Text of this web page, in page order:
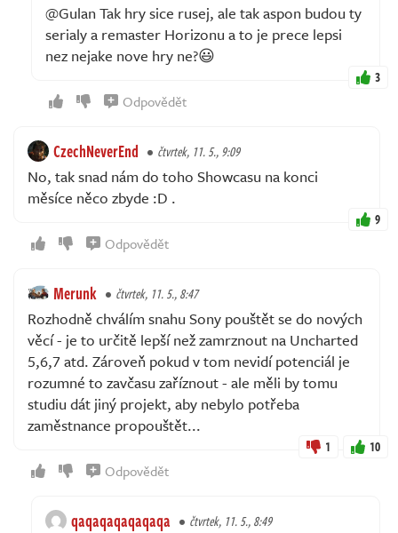
@Gulan Tak hry sice rusej, ale tak aspon budou ty
serialy a remaster Horizonu a to je prece lepsi
nez nejake nove hry ne?😃
3
Odpovědět
CzechNeverEnd čtvrtek, 11. 5., 9:09
No, tak snad nám do toho Showcasu na konci
měsíce něco zbyde :D .
9
Odpovědět
Merunk čtvrtek, 11. 5., 8:47
Rozhodně chválím snahu Sony pouštět se do nových
věcí - je to určitě lepší než zamrznout na Uncharted
5,6,7 atd. Zároveň pokud v tom nevidí potenciál je
rozumné to zavčasu zaříznout - ale měli by tomu
studiu dát jiný projekt, aby nebylo potřeba
zaměstnance propouštět...
1 10
Odpovědět
qaqaqaqaqaqaqa čtvrtek, 11. 5., 8:49